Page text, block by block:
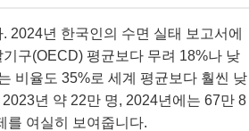
2024년 한국인의 수면 실태 보고서에
구(OECD) 평균보다 무려 18%나 낮
비율도 35%로 세계 평균보다 훨씬 낮
년 약 22만 명, 2024년에는 67만 8
를 여실히 보여줍니다.